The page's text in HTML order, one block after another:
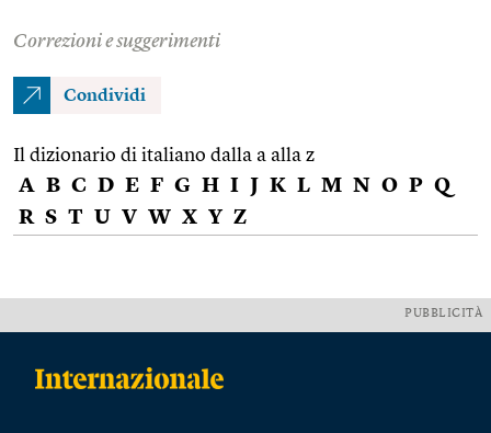
Correzioni e suggerimenti
Condividi
Il dizionario di italiano dalla a alla z
A B C D E F G H I J K L M N O P Q
R S T U V W X Y Z
PUBBLICITÀ